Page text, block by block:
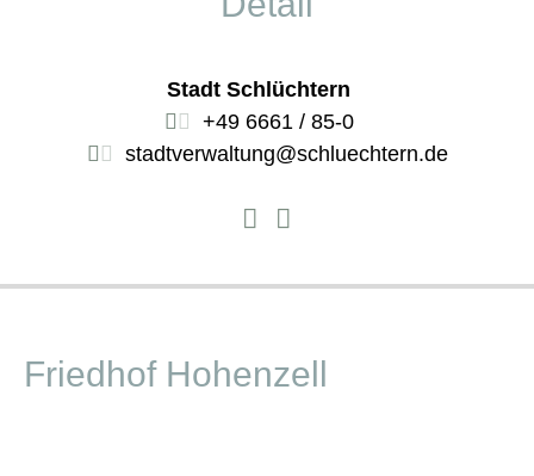
Stadt Schlüchtern
+49 6661 / 85-0
stadtverwaltung@schluechtern.de
Friedhof Hohenzell